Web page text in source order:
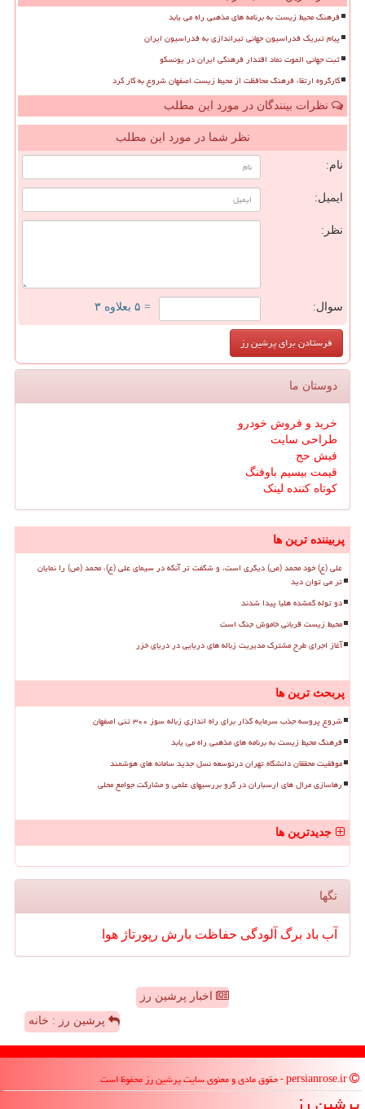
فرهنگ محیط زیست به برنامه های مذهبی راه می یابد
پیام تبریک فدراسیون جهانی تیراندازی به فدراسیون ایران
ثبت جهانی الموت نماد اقتدار فرهنگی ایران در یونسکو
کارگروه ارتقاء فرهنگ محافظت از محیط زیست اصفهان شروع به کار کرد
نظرات بینندگان در مورد این مطلب
نظر شما در مورد این مطلب
نام:
ایمیل:
نظر:
سوال: = ۵ بعلاوه ۳
دوستان ما
خرید و فروش خودرو
طراحی سایت
فیش حج
قیمت بیسیم باوفنگ
کوتاه کننده لینک
پربیننده ترین ها
علی (ع) خود محمد (ص) دیگری است، و شگفت تر آنکه در سیمای علی (ع)، محمد (ص) را نمایان
تر می توان دید
دو توله گمشده هلیا پیدا شدند
محیط زیست قربانی خاموش جنگ است
آغاز اجرای طرح مشترک مدیریت زباله های دریایی در دریای خزر
پربحث ترین ها
شروع پروسه جذب سرمایه گذار برای راه اندازی زباله سوز ۳۰۰ تنی اصفهان
فرهنگ محیط زیست به برنامه های مذهبی راه می یابد
موفقیت محققان دانشگاه تهران درتوسعه نسل جدید سامانه های هوشمند
رهاسازی مرال های ارسباران در گرو بررسیهای علمی و مشارکت جوامع محلی
جدیدترین ها
تگها
آب باد برگ آلودگی حفاظت بارش رپورتاژ هوا
اخبار پرشین رز
پرشین رز : خانه